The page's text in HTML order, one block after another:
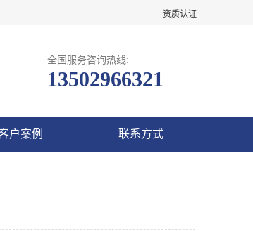
资质认证
全国服务咨询热线:
13502966321
户案例 联系方式